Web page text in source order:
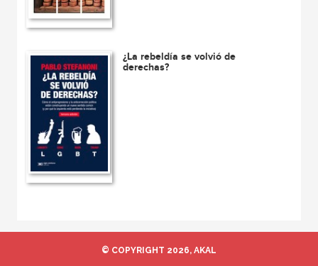
¿La rebeldía se volvió de
derechas?
© COPYRIGHT 2026, AKAL